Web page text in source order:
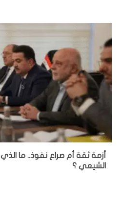
أزمة ثقة أم صراع نفوذ.. ما
الشيعي ؟